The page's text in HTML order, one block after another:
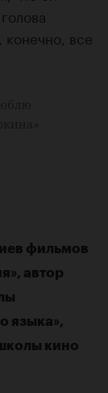
все
фильмов
автор
языка»,
кино